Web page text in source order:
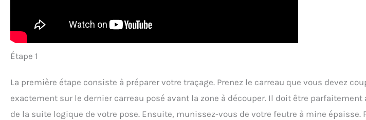
Étape 1
La première étape consiste à préparer votre traçage. Prenez le carreau que vous devez
exactement sur le dernier carreau posé avant la zone à découper. Il doit être parfaitement
de la suite logique de votre pose. Ensuite, munissez-vous de votre feutre à mine épaisse.